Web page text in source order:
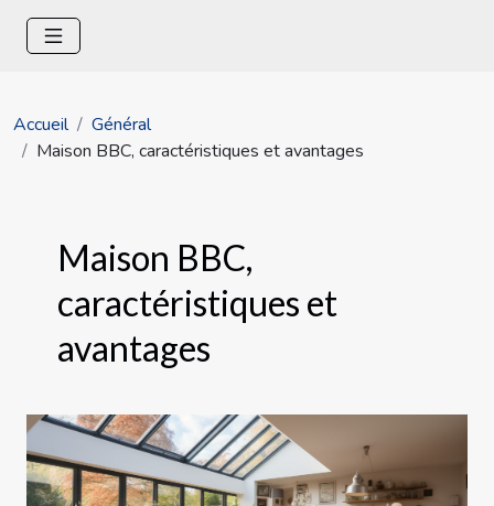
Accueil
Général
Maison BBC, caractéristiques et avantages
Maison BBC,
caractéristiques et
avantages